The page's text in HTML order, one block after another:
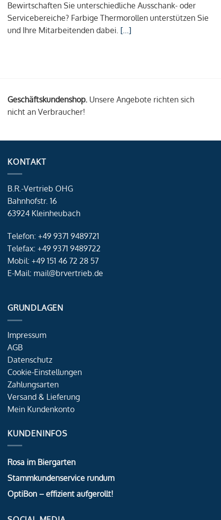
Bewirtschaften Sie unterschiedliche Ausschank- oder
Servicebereiche? Farbige Thermorollen unterstützen Sie
und Ihre Mitarbeitenden dabei. [...]
Geschäftskundenshop. Unsere Angebote richten sich
nicht an Verbraucher!
KONTAKT
B.R.-Vertrieb OHG
Bahnhofstr. 16
63924 Kleinheubach
Telefon: +49 9371 9489721
Telefax: +49 9371 9489722
Mobil: +49 151 46 72 28 57
E-Mail: mail@brvertrieb.de
GRUNDLAGEN
Impressum
AGB
Datenschutz
Cookie-Einstellungen
Zahlungsarten
Versand & Lieferung
Mein Kundenkonto
KUNDENINFOS
Rosa im Biergarten
Stammkundenservice rundum
OptiBon – effizient aufgerollt!